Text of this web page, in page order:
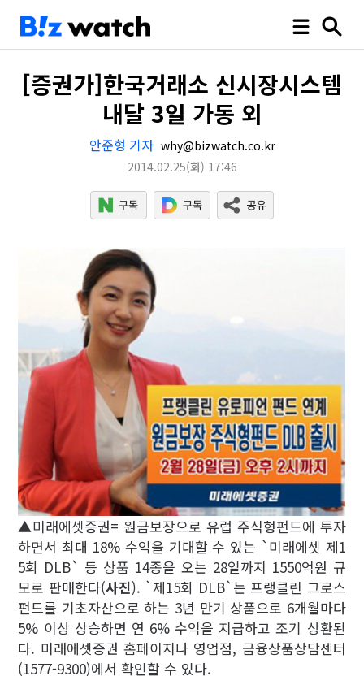
[증권가]한국거래소 신시장시스템
내달 3일 가동 외
안준형 기자 why@bizwatch.co.kr
2014.02.25(화) 17:46
▲미래에셋증권= 원금보장으로 유럽 주식형펀드에 투자
하면서 최대 18% 수익을 기대할 수 있는 `미래에셋 제1
5회 DLB` 등 상품 14종을 오는 28일까지 1550억원 규
모로 판매한다(사진). `제15회 DLB`는 프랭클린 그로스
펀드를 기초자산으로 하는 3년 만기 상품으로 6개월마다
5% 이상 상승하면 연 6% 수익을 지급하고 조기 상환된
다. 미래에셋증권 홈페이지나 영업점, 금융상품상담센터
(1577-9300)에서 확인할 수 있다.